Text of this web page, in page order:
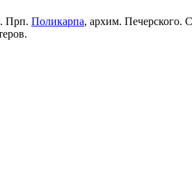
Прп. Поликарпа, архим. Печерского.